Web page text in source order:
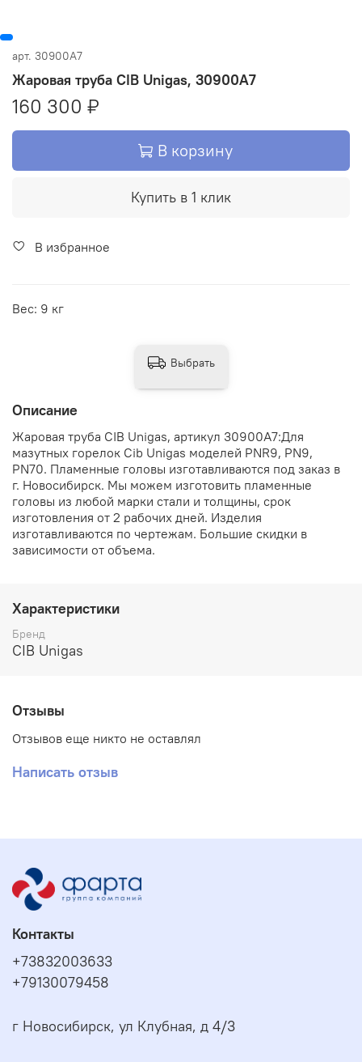
арт. 30900A7
Жаровая труба CIB Unigas, 30900A7
160 300 ₽
В корзину
Купить в 1 клик
В избранное
Вес: 9 кг
Описание
Жаровая труба CIB Unigas, артикул 30900A7:Для
мазутных горелок Cib Unigas моделей PNR9, PN9,
PN70. Пламенные головы изготавливаются под заказ в
г. Новосибирск. Мы можем изготовить пламенные
головы из любой марки стали и толщины, срок
изготовления от 2 рабочих дней. Изделия
изготавливаются по чертежам. Большие скидки в
зависимости от объема.
Характеристики
Бренд
CIB Unigas
Отзывы
Отзывов еще никто не оставлял
Написать отзыв
Выбрать
Контакты
+73832003633
+79130079458
г Новосибирск, ул Клубная, д 4/3